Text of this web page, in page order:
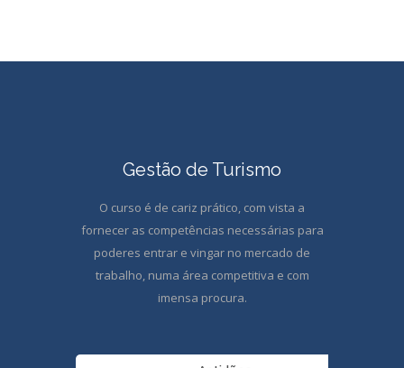
Gestão de Turismo
O curso é de cariz prático, com vista a
fornecer as competências necessárias para
poderes entrar e vingar no mercado de
trabalho, numa área competitiva e com
imensa procura.